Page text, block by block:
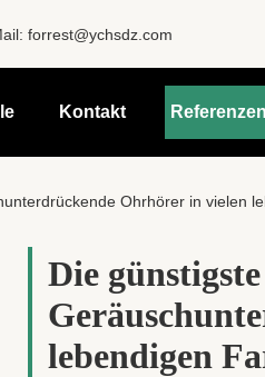
forrest@ychsdz.com
Kontakt Referenzen
Ohrhörer in vielen
Die
lebendigen